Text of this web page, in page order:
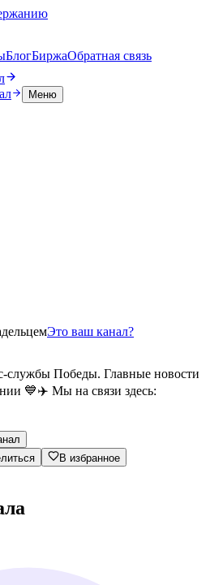
БлогБиржаОбратная связь
Меню
Это ваш канал?
службы Победы. Главные новости
💙✈️ Мы на связи здесь:
В избранное